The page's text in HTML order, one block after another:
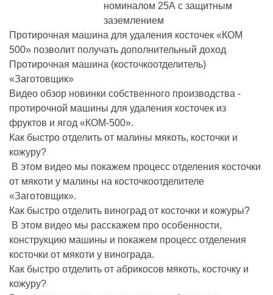
номиналом 25А с защитным
заземлением
Протирочная машина для удаления косточек «КОМ
500» позволит получать дополнительный доход
Протирочная машина (косточкоотделитель)
«Заготовщик»
Видео обзор новинки собственного производства -
протирочной машины для удаления косточек из
фруктов и ягод «КОМ-500».
Как быстро отделить от малины мякоть, косточки и
кожуру?
В этом видео мы покажем процесс отделения косточки
от мякоти у малины на косточкоотделителе
«Заготовщик».
Как быстро отделить виноград от косточки и кожуры?
В этом видео мы расскажем про особенности,
конструкцию машины и покажем процесс отделения
косточки от мякоти у винограда.
Как быстро отделить от абрикосов мякоть, косточку и
кожуру?